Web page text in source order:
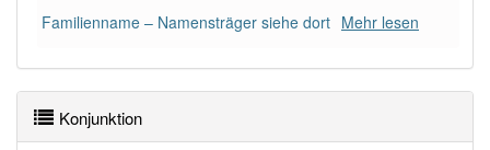
Familienname – Namensträger siehe dort Mehr lesen
Konjunktion